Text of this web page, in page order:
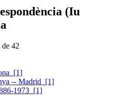
(Iu
de 42
[1]
-- Madrid [1]
1973 [1]